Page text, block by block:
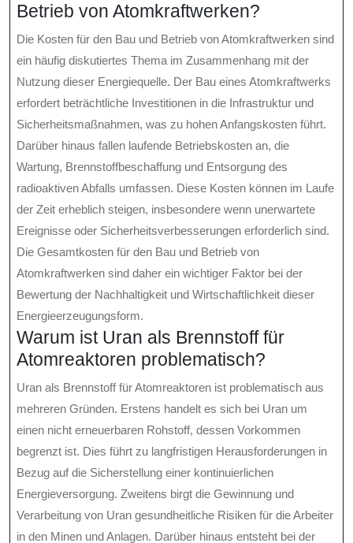
Betrieb von Atomkraftwerken?
Die Kosten für den Bau und Betrieb von Atomkraftwerken sind
ein häufig diskutiertes Thema im Zusammenhang mit der
Nutzung dieser Energiequelle. Der Bau eines Atomkraftwerks
erfordert beträchtliche Investitionen in die Infrastruktur und
Sicherheitsmaßnahmen, was zu hohen Anfangskosten führt.
Darüber hinaus fallen laufende Betriebskosten an, die
Wartung, Brennstoffbeschaffung und Entsorgung des
radioaktiven Abfalls umfassen. Diese Kosten können im Laufe
der Zeit erheblich steigen, insbesondere wenn unerwartete
Ereignisse oder Sicherheitsverbesserungen erforderlich sind.
Die Gesamtkosten für den Bau und Betrieb von
Atomkraftwerken sind daher ein wichtiger Faktor bei der
Bewertung der Nachhaltigkeit und Wirtschaftlichkeit dieser
Energieerzeugungsform.
Warum ist Uran als Brennstoff für
Atomreaktoren problematisch?
Uran als Brennstoff für Atomreaktoren ist problematisch aus
mehreren Gründen. Erstens handelt es sich bei Uran um
einen nicht erneuerbaren Rohstoff, dessen Vorkommen
begrenzt ist. Dies führt zu langfristigen Herausforderungen in
Bezug auf die Sicherstellung einer kontinuierlichen
Energieversorgung. Zweitens birgt die Gewinnung und
Verarbeitung von Uran gesundheitliche Risiken für die Arbeiter
in den Minen und Anlagen. Darüber hinaus entsteht bei der